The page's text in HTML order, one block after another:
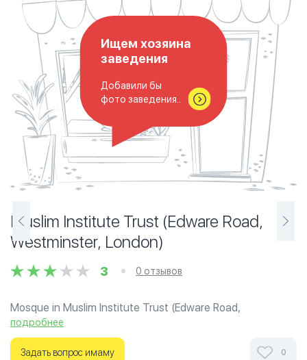
Ищем хозяина
заведения
Добавили бы
фото заведения..
Muslim Institute Trust (Edware Road,
Westminster, London)
3 0 отзывов
Mosque in Muslim Institute Trust (Edware Road,
Westminster, London).
Ознакомьтесь с отзывами посетителей Muslim Institute
подробнее
Задать вопрос имаму 0